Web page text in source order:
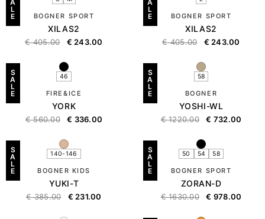
A
L
E
BOGNER SPORT
XILAS2
€405.00 € 243.00
A
L
E
BOGNER SPORT
XILAS2
€405.00 € 243.00
S
A
L
E
46
FIRE&ICE
YORK
€560.00 € 336.00
S
A
L
E
58
BOGNER
YOSHI-WL
€1220.00 € 732.00
S
A
L
E
140-146
BOGNER KIDS
YUKI-T
€385.00 € 231.00
S
A
L
E
50 54 58
BOGNER SPORT
ZORAN-D
€1630.00 € 978.00